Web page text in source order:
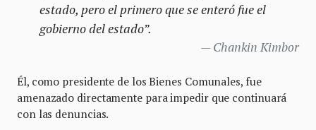
estado, pero el primero que se enteró fue el
gobierno del estado”.
Chankin Kimbor
Él, como presidente de los Bienes Comunales, fue
amenazado directamente para impedir que continuará
con las denuncias.